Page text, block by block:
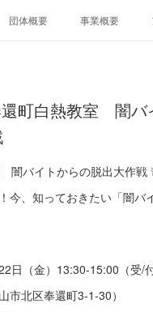
団体概要 事業概要
町白熱教室 闇バ
闇バイトからの脱出大作戦
今、知っておきたい「闇バ
日（金）13:30-15:00（受/
市北区奉還町3-1-30）